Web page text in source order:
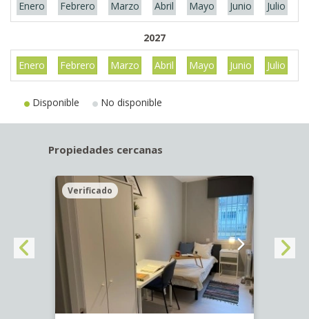
Enero Febrero Marzo Abril Mayo Junio Julio
2027
Enero Febrero Marzo Abril Mayo Junio Julio
Disponible No disponible
Propiedades cercanas
Verificado